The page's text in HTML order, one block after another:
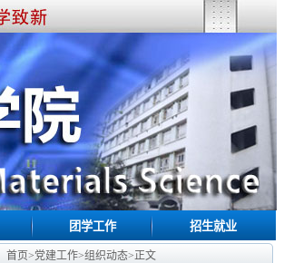
团学工作 招生就业
首页>党建工作>组织动态>正文